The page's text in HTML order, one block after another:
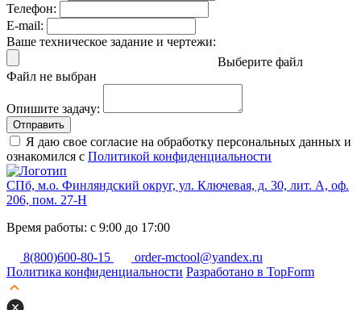
Телефон:
E-mail:
Ваше техническое задание и чертежи:
Выберите файл
Файл не выбран
Опишите задачу:
Отправить
Я даю свое согласие на обработку персональных данных и
ознакомился с Политикой конфиденциальности
СПб, м.о. Финляндский округ, ул. Ключевая, д. 30, лит. А, оф.
206, пом. 27-Н
Время работы: с 9:00 до 17:00
8(800)600-80-15
order-mctool@yandex.ru
Политика конфиденциальности Разработано в TopForm